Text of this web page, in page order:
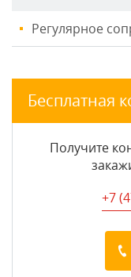
Регулярное
Бесплатная
Получите
+7